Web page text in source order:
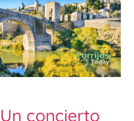
Un concierto